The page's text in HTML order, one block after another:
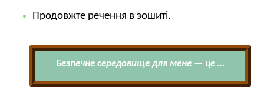
Продовжте речення в зошиті.
Безпечне середовище для мене — це …